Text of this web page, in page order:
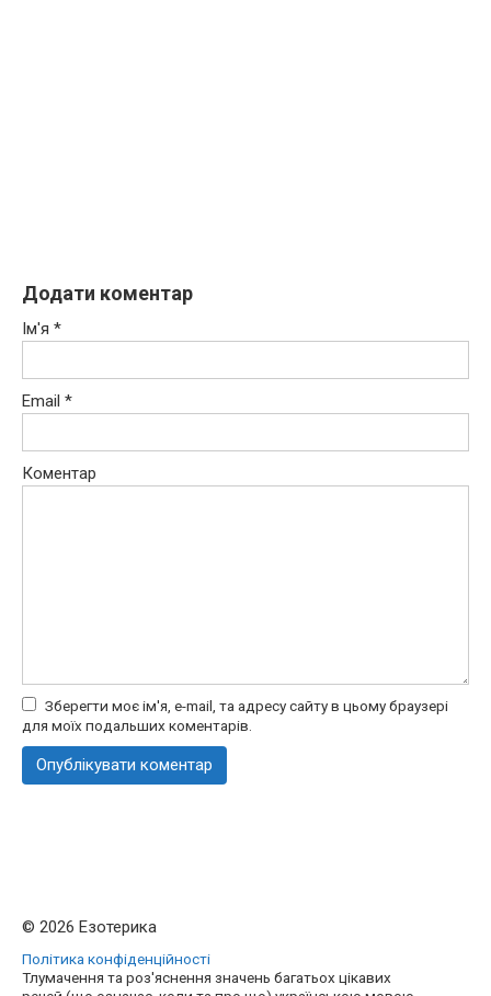
Додати коментар
Ім'я *
Email *
Коментар
Зберегти моє ім'я, e-mail, та адресу сайту в цьому браузері
для моїх подальших коментарів.
© 2026 Езотерика
Політика конфіденційності
Тлумачення та роз'яснення значень багатьох цікавих